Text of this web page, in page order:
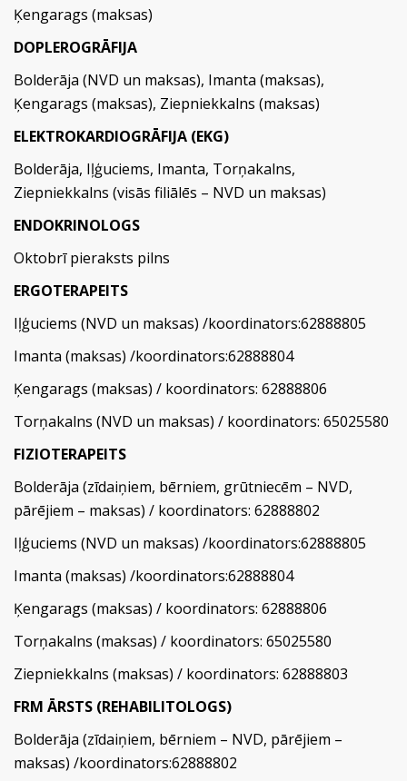
Ķengarags (maksas)
DOPLEROGRĀFIJA
Bolderāja (NVD un maksas), Imanta (maksas),
Ķengarags (maksas), Ziepniekkalns (maksas)
ELEKTROKARDIOGRĀFIJA (EKG)
Bolderāja, Iļģuciems, Imanta, Torņakalns,
Ziepniekkalns (visās filiālēs – NVD un maksas)
ENDOKRINOLOGS
Oktobrī pieraksts pilns
ERGOTERAPEITS
Iļģuciems (NVD un maksas) /koordinators:62888805
Imanta (maksas) /koordinators:62888804
Ķengarags (maksas) / koordinators: 62888806
Torņakalns (NVD un maksas) / koordinators: 65025580
FIZIOTERAPEITS
Bolderāja (zīdaiņiem, bērniem, grūtniecēm – NVD,
pārējiem – maksas) / koordinators: 62888802
Iļģuciems (NVD un maksas) /koordinators:62888805
Imanta (maksas) /koordinators:62888804
Ķengarags (maksas) / koordinators: 62888806
Torņakalns (maksas) / koordinators: 65025580
Ziepniekkalns (maksas) / koordinators: 62888803
FRM ĀRSTS (REHABILITOLOGS)
Bolderāja (zīdaiņiem, bērniem – NVD, pārējiem –
maksas) /koordinators:62888802